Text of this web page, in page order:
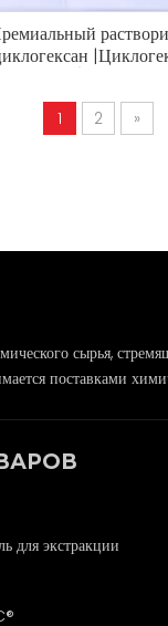
и
использования.
1 2 »
сырья,
поставками
для экстракции